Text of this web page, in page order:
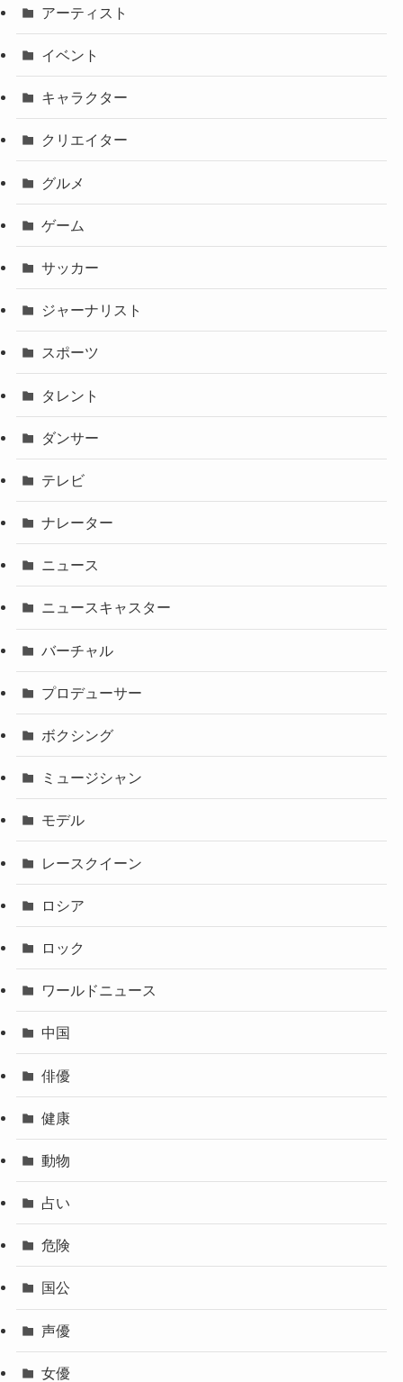
アーティスト
イベント
キャラクター
クリエイター
グルメ
ゲーム
サッカー
ジャーナリスト
スポーツ
タレント
ダンサー
テレビ
ナレーター
ニュース
ニュースキャスター
バーチャル
プロデューサー
ボクシング
ミュージシャン
モデル
レースクイーン
ロシア
ロック
ワールドニュース
中国
俳優
健康
動物
占い
危険
国公
声優
女優